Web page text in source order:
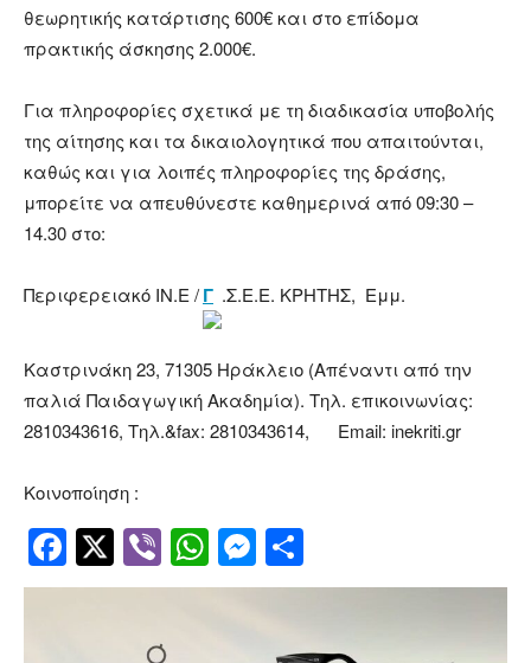
θεωρητικής κατάρτισης 600€ και στο επίδομα
πρακτικής άσκησης 2.000€.
Για πληροφορίες σχετικά με τη διαδικασία υποβολής
της αίτησης και τα δικαιολογητικά που απαιτούνται,
καθώς και για λοιπές πληροφορίες της δράσης,
μπορείτε να απευθύνεστε καθημερινά από 09:30 –
14.30 στο:
Περιφερειακό ΙΝ.Ε /Γ .Σ.Ε.Ε. ΚΡΗΤΗΣ, Εμμ.
Καστρινάκη 23, 71305 Ηράκλειο (Απέναντι από την
παλιά Παιδαγωγική Ακαδημία). Τηλ. επικοινωνίας:
2810343616, Τηλ.&fax: 2810343614, Email: inekriti.gr
Κοινοποίηση :
Facebook
Twitter
ViberWhatsApp
Messenger